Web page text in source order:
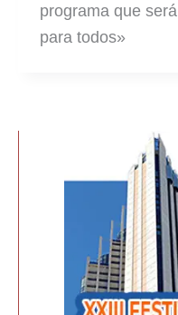
programa que
para todos»